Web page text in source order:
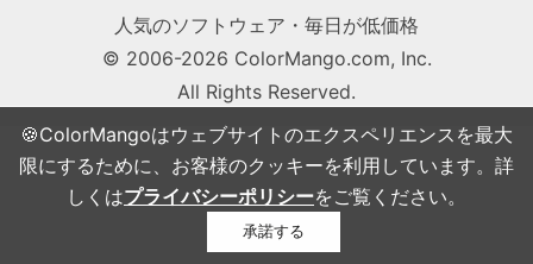
🍪ColorMangoはウェブサイトのエクスペリエンスを最大
限にするために、お客様のクッキーを利用しています。詳
しくはプライバシーポリシーをご覧ください。
承諾する
人気のソフトウェア・毎日が低価格
© 2006-2026 ColorMango.com, Inc.
All Rights Reserved.